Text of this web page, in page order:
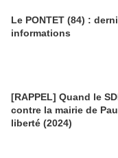
Le PONTET (84) :
informations
[RAPPEL] Quand le
contre la mairie de
liberté (2024)